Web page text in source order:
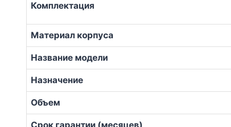
Комплектация
Материал корпуса
Название модели
Назначение
Объем
Срок гарантии (месяцев)